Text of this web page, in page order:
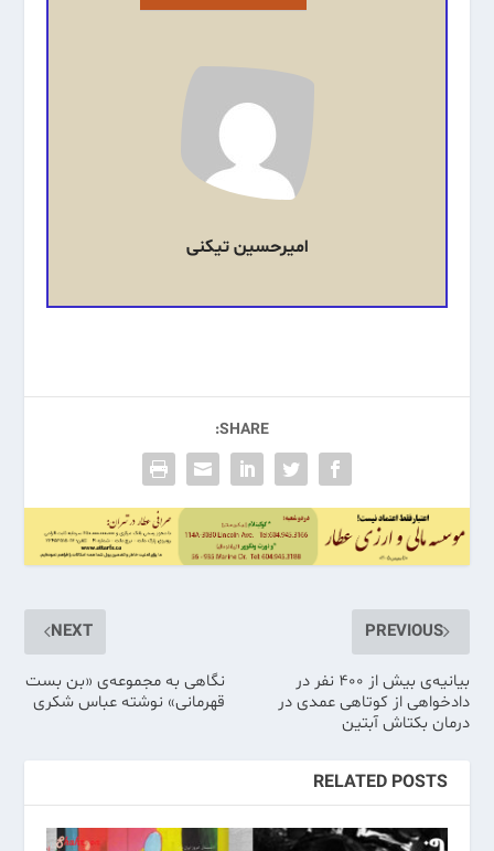
امیرحسین تیکنی
SHARE:
PREVIOUS
بیانیه‌ی بیش از ۴۰۰ نفر در
دادخواهی از کوتاهی عمدی در
درمان بکتاش آبتین
NEXT
نگاهی به مجموعه‌ی «بن بست
قهرمانی» نوشته عباس شکری
RELATED POSTS